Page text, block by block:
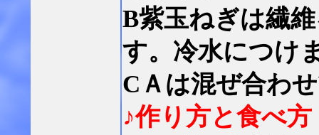
B紫玉ねぎは繊
す。冷水につけ
CＡは混ぜ合わ
♪作り方と食べ方